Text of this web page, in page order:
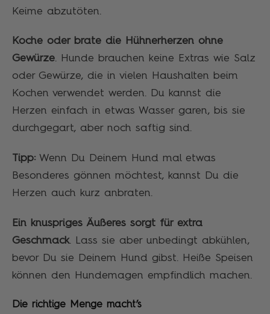
Keime abzutöten.
Koche oder brate die Hühnerherzen ohne
Gewürze. Hunde brauchen keine Extras wie Salz
oder Gewürze, die in vielen Haushalten beim
Kochen verwendet werden. Du kannst die
Herzen einfach in etwas Wasser garen, bis sie
durchgegart, aber noch saftig sind.
Tipp: Wenn Du Deinem Hund mal etwas
Besonderes gönnen möchtest, kannst Du die
Herzen auch kurz anbraten.
Ein knuspriges Äußeres sorgt für extra
Geschmack. Lass sie aber unbedingt abkühlen,
bevor Du sie Deinem Hund gibst. Heiße Speisen
können den Hundemagen empfindlich machen.
Die richtige Menge macht’s